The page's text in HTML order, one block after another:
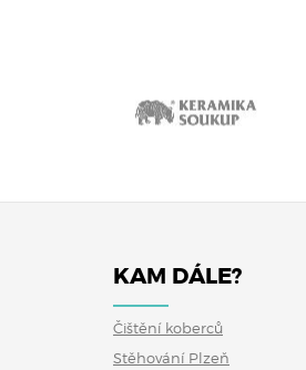
KAM DÁLE?
Čištění koberců
Stěhování Plzeň